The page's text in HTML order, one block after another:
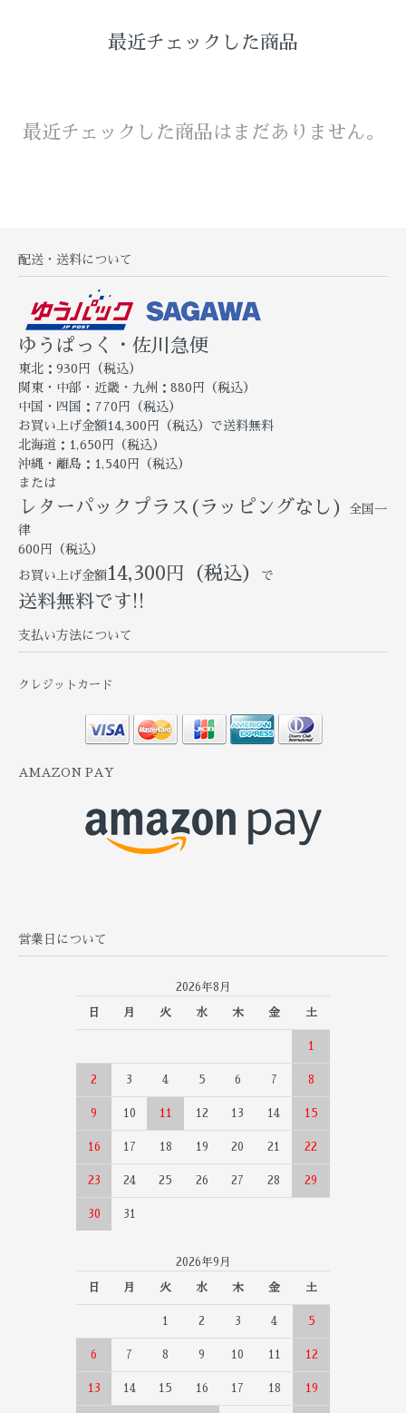
最近チェックした商品
最近チェックした商品はまだありません。
配送・送料について
ゆうぱっく・佐川急便
東北：930円（税込）
関東・中部・近畿・九州：880円（税込）
中国・四国：770円（税込）
お買い上げ金額14,300円（税込）で送料無料
北海道：1,650円（税込）
沖縄・離島：1,540円（税込）
または
レターパックプラス(ラッピングなし)
全国一
律
600円（税込）
お買い上げ金額14,300円（税込） で
送料無料です!!
支払い方法について
クレジットカード
AMAZON PAY
営業日について
2026年8月
日 月 火 水 木 金 土
1
2 3 4 5 6 7 8
9 10 11 12 13 14 15
16 17 18 19 20 21 22
23 24 25 26 27 28 29
30 31
2026年9月
日 月 火 水 木 金 土
1 2 3 4 5
6 7 8 9 10 11 12
13 14 15 16 17 18 19